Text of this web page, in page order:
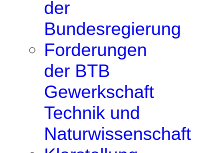
der
Bundesregierung
Forderungen
der BTB
Gewerkschaft
Technik und
Naturwissenschaft